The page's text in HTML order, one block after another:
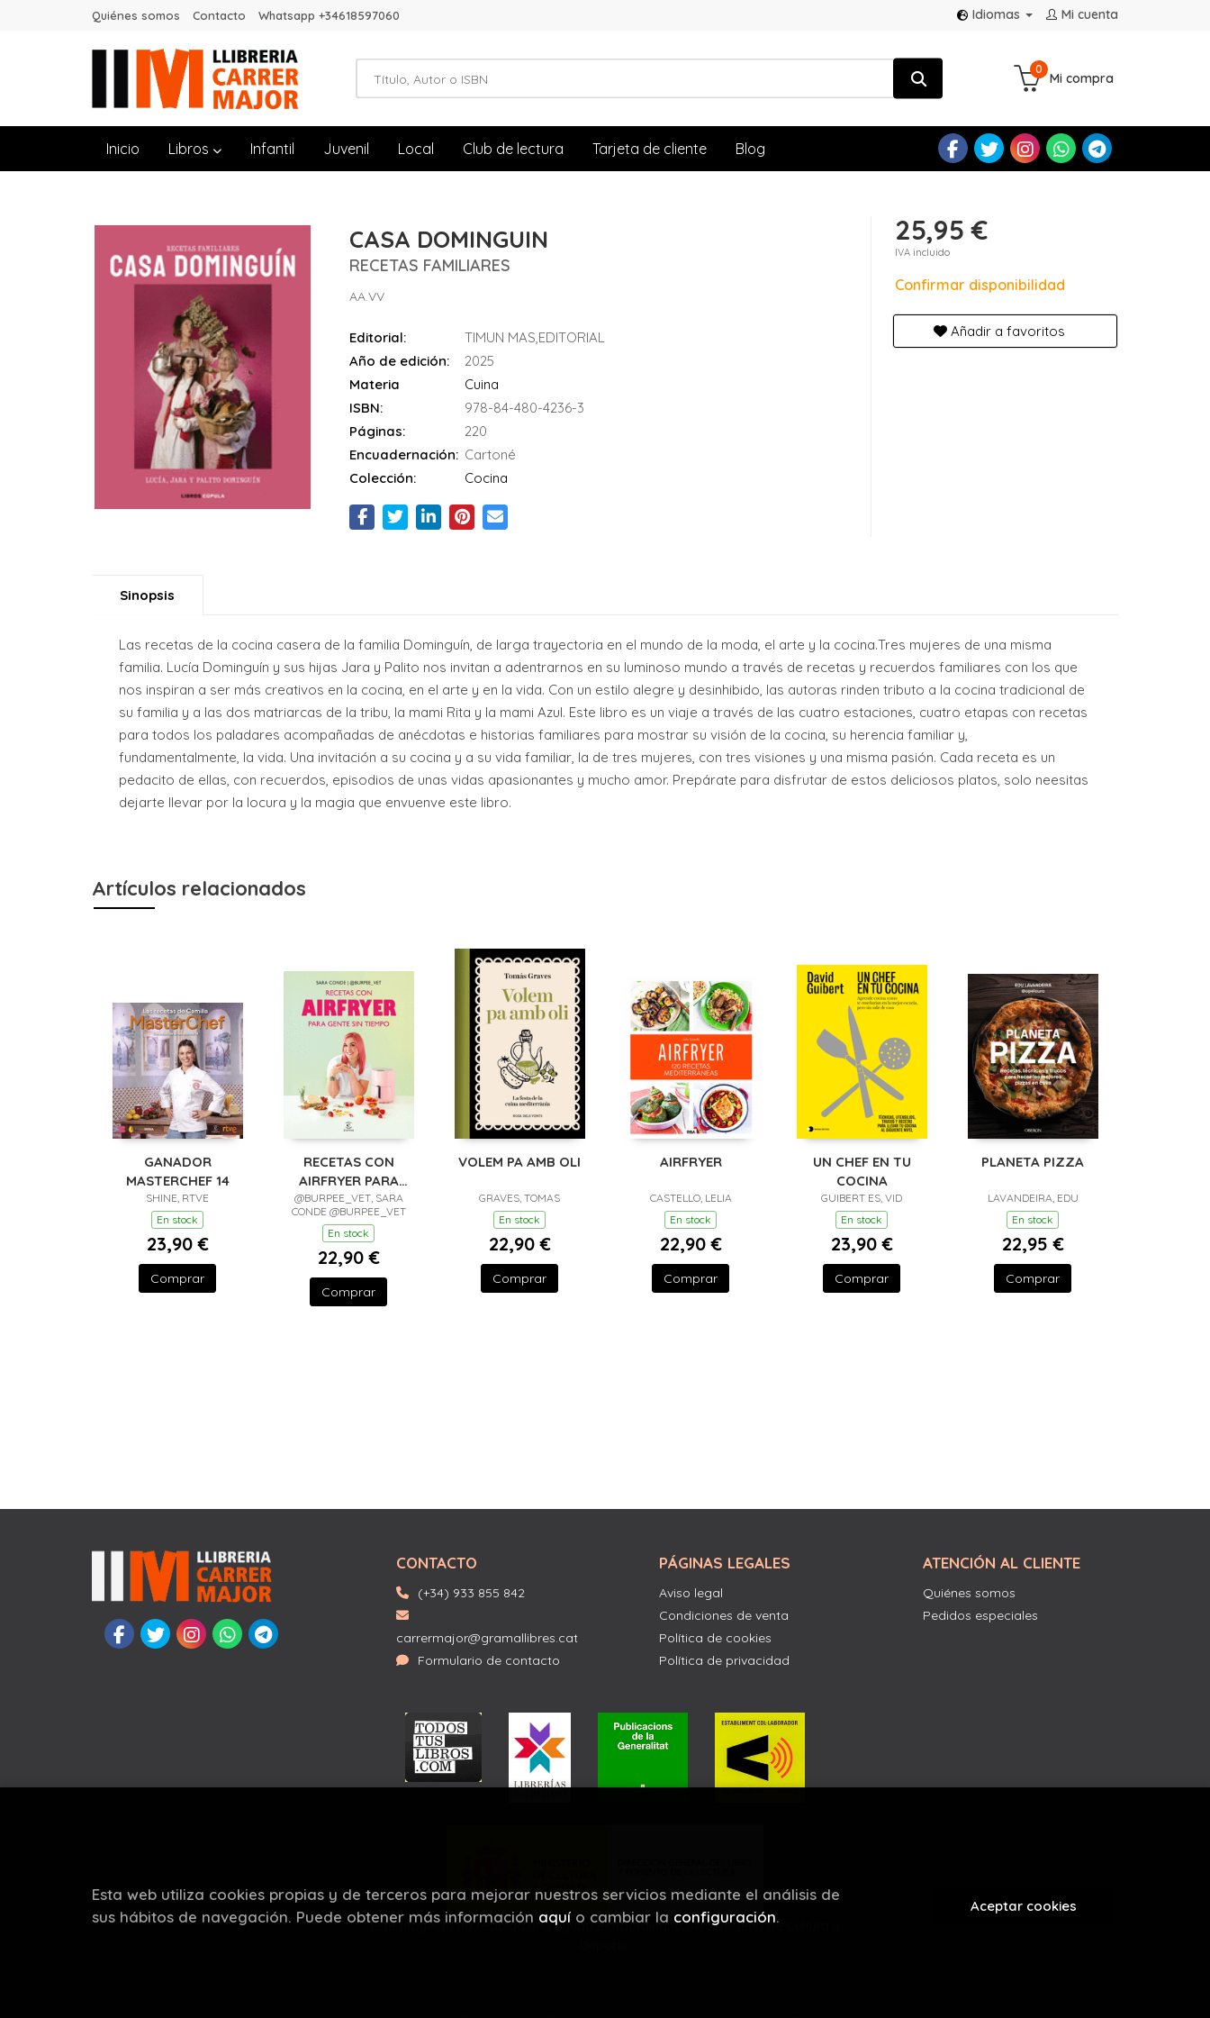
Mi cuenta
Idiomas
Quiénes somos Contacto Whatsapp +34618597060
Mi compra
0
Inicio Libros Infantil Juvenil Local Club de lectura Tarjeta de cliente Blog
CASA DOMINGUIN
RECETAS FAMILIARES
AA.VV
Editorial:
TIMUN MAS,EDITORIAL
Año de edición:
2025
Materia
Cuina
ISBN:
978-84-480-4236-3
Páginas:
220
Encuadernación: Cartoné
Colección:
Cocina
25,95 €
IVA incluido
Confirmar disponibilidad
Añadir a favoritos
Sinopsis
Las recetas de la cocina casera de la familia Dominguín, de larga trayectoria en el mundo de la moda, el arte y la cocina.Tres mujeres de una misma
familia. Lucía Dominguín y sus hijas Jara y Palito nos invitan a adentrarnos en su luminoso mundo a través de recetas y recuerdos familiares con los que
nos inspiran a ser más creativos en la cocina, en el arte y en la vida. Con un estilo alegre y desinhibido, las autoras rinden tributo a la cocina tradicional de
su familia y a las dos matriarcas de la tribu, la mami Rita y la mami Azul. Este libro es un viaje a través de las cuatro estaciones, cuatro etapas con recetas
para todos los paladares acompañadas de anécdotas e historias familiares para mostrar su visión de la cocina, su herencia familiar y,
fundamentalmente, la vida. Una invitación a su cocina y a su vida familiar, la de tres mujeres, con tres visiones y una misma pasión. Cada receta es un
pedacito de ellas, con recuerdos, episodios de unas vidas apasionantes y mucho amor. Prepárate para disfrutar de estos deliciosos platos, solo neesitas
dejarte llevar por la locura y la magia que envuenve este libro.
Artículos relacionados
GANADOR
MASTERCHEF 14
SHINE, RTVE
En stock
23,90 €
Comprar
RECETAS CON
AIRFRYER PARA
GENTE SIN TIEMPO
@BURPEE_VET, SARA
CONDE @BURPEE_VET
En stock
22,90 €
Comprar
VOLEM PA AMB OLI
GRAVES, TOMAS
En stock
22,90 €
Comprar
AIRFRYER
CASTELLO, LELIA
En stock
22,90 €
Comprar
UN CHEF EN TU
COCINA
GUIBERT ES, VID
En stock
23,90 €
Comprar
PLANETA PIZZA
LAVANDEIRA, EDU
En stock
22,95 €
Comprar
CONTACTO
(+34) 933 855 842
carrermajor@gramallibres.cat
Formulario de contacto
PÁGINAS LEGALES
Aviso legal
Condiciones de venta
Política de cookies
Política de privacidad
ATENCIÓN AL CLIENTE
Quiénes somos
Pedidos especiales
Este proyecto ha recibido una ayuda extraordinaria del Ministerio de Cultura y
Esta web utiliza cookies propias y de terceros para mejorar nuestros servicios mediante el análisis de
sus hábitos de navegación. Puede obtener más información aquí o cambiar la configuración.
Aceptar cookies